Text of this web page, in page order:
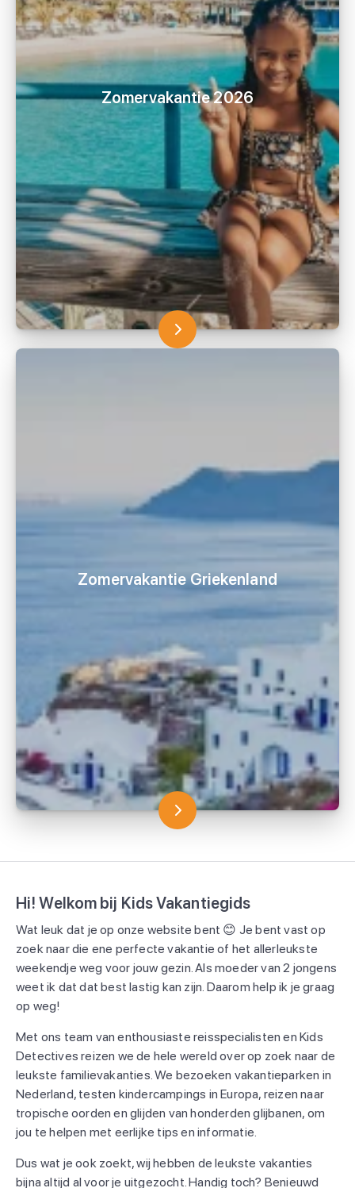
Zomervakantie 2026
Zomervakantie Griekenland
Hi! Welkom bij Kids Vakantiegids
Wat leuk dat je op onze website bent 😊 Je bent vast op
zoek naar die ene perfecte vakantie of het allerleukste
weekendje weg voor jouw gezin. Als moeder van 2 jongens
weet ik dat dat best lastig kan zijn. Daarom help ik je graag
op weg!
Met ons team van enthousiaste reisspecialisten en Kids
Detectives reizen we de hele wereld over op zoek naar de
leukste familievakanties. We bezoeken vakantieparken in
Nederland, testen kindercampings in Europa, reizen naar
tropische oorden en glijden van honderden glijbanen, om
jou te helpen met eerlijke tips en informatie.
Dus wat je ook zoekt, wij hebben de leukste vakanties
bijna altijd al voor je uitgezocht. Handig toch? Benieuwd